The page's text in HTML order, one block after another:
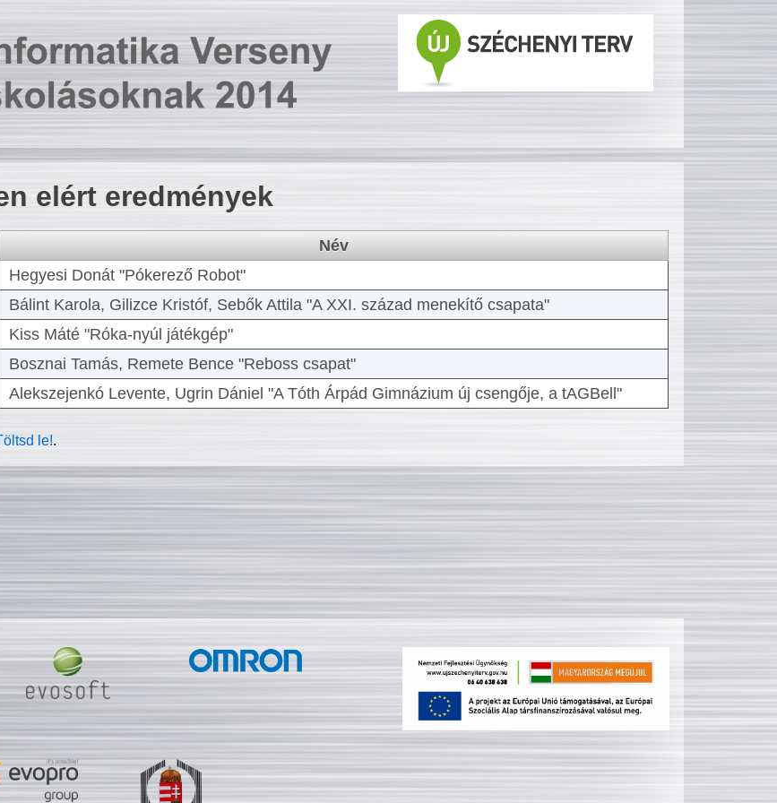
elért eredmények
Név
Hegyesi Donát "Pókerező Robot"
Bálint Karola, Gilizce Kristóf, Sebők Attila "A XXI. század menekítő csapata"
Kiss Máté "Róka-nyúl játékgép"
Bosznai Tamás, Remete Bence "Reboss csapat"
Alekszejenkó Levente, Ugrin Dániel "A Tóth Árpád Gimnázium új csengője, a tAGBell"
le!.